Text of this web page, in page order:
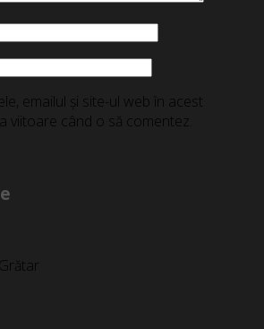
emailul și site-ul web în acest
viitoare când o să comentez.